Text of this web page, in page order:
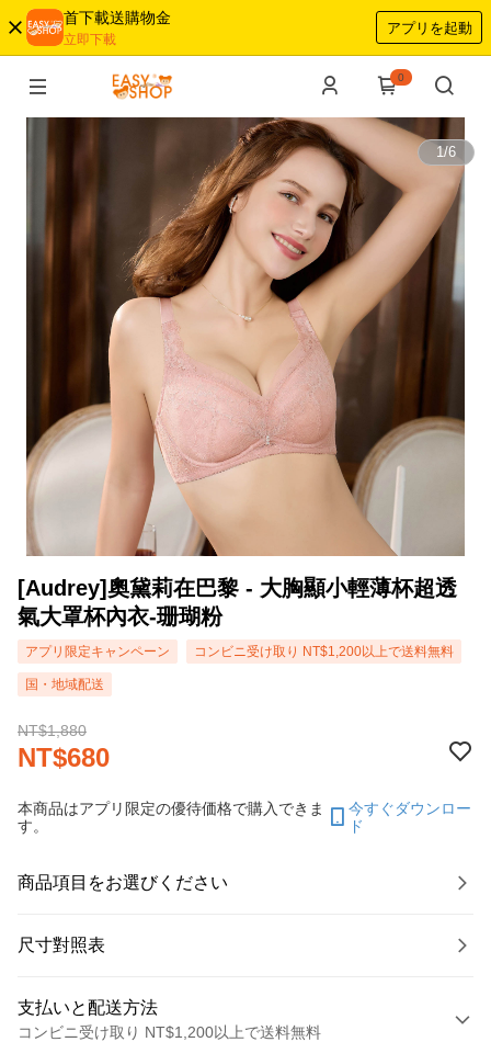
首下載送購物金
立即下載
アプリを起動
0
1/6
[Audrey]奧黛莉在巴黎 - 大胸顯小輕薄杯超透
氣大罩杯內衣-珊瑚粉
アプリ限定キャンペーン コンビニ受け取り NT$1,200以上で送料無料
国・地域配送
NT$1,880
NT$680
本商品はアプリ限定の優待価格で購入できま
す。
今すぐダウンロー
ド
商品項目をお選びください
尺寸對照表
支払いと配送方法
コンビニ受け取り NT$1,200以上で送料無料